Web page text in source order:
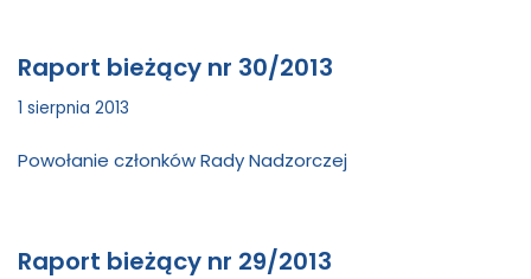
Raport bieżący nr 30/2013
1 sierpnia 2013
Powołanie członków Rady Nadzorczej
Raport bieżący nr 29/2013